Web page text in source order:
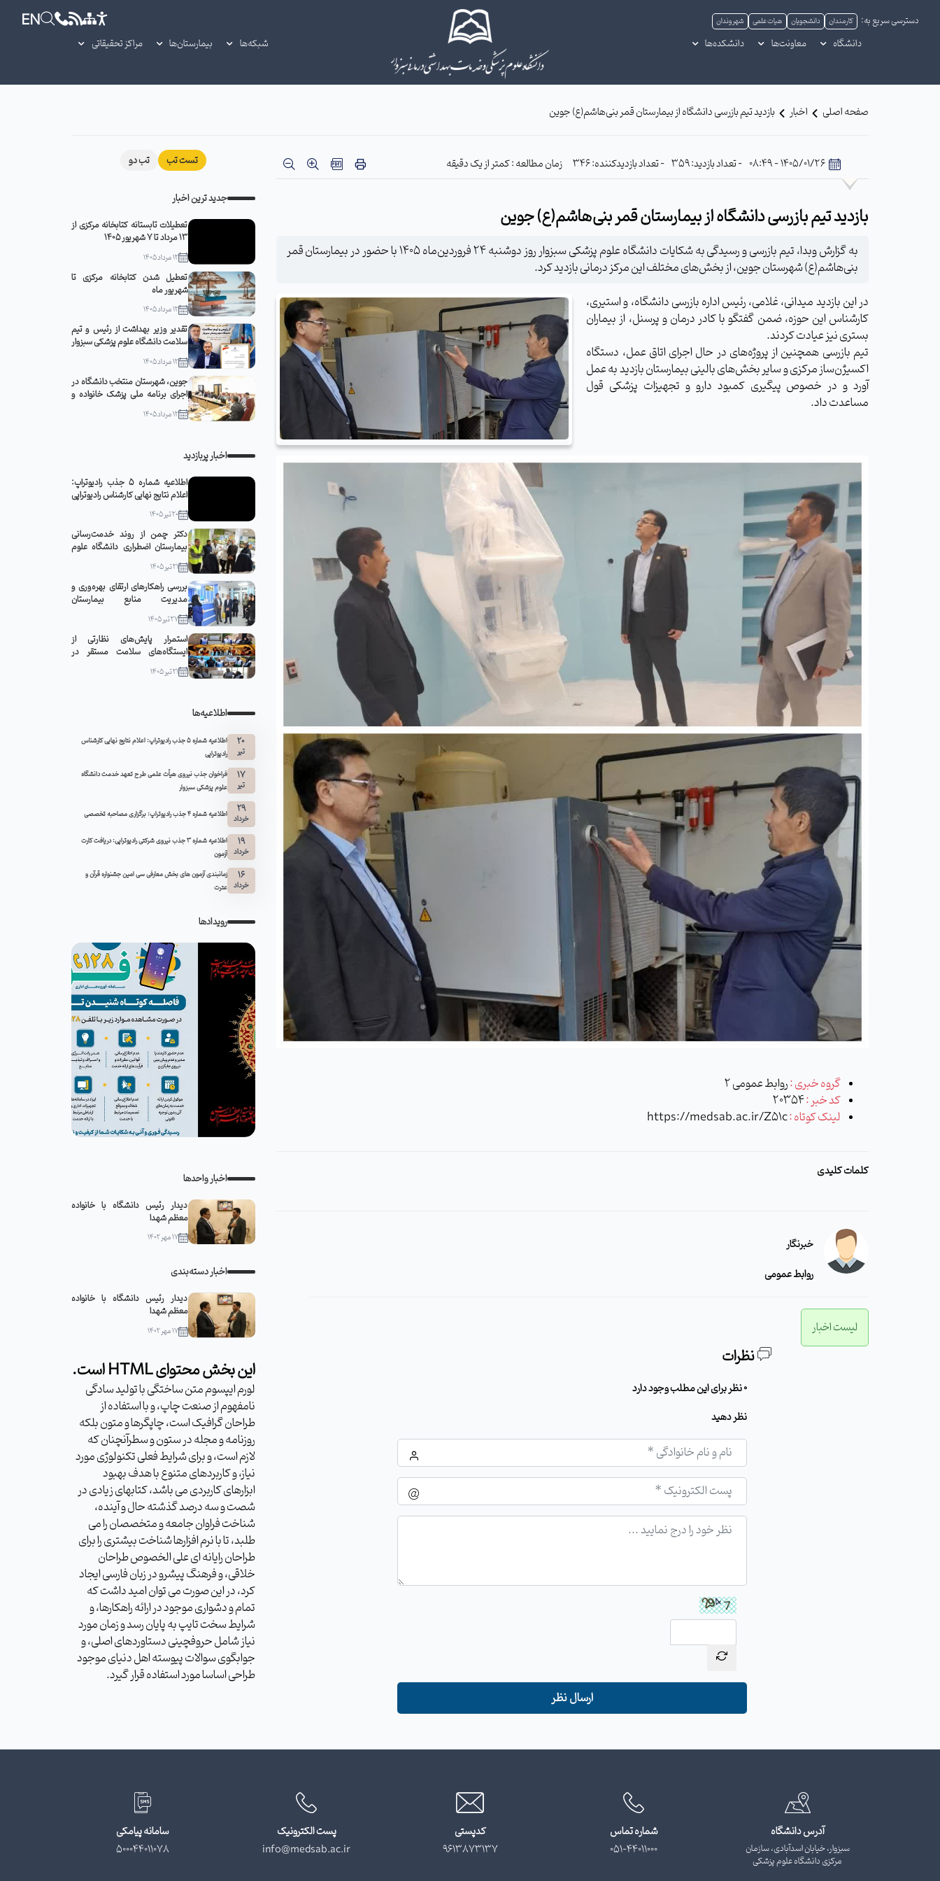
دسترسی سریع به: کارمندان دانشجویان هیات علمی شهروندان EN
دانشگاه معاونت‌ها دانشکده‌ها شبکه‌ها بیمارستان‌ها مراکز تحقیقاتی
صفحه اصلی اخبار بازدید تیم بازرسی دانشگاه از بیمارستان قمر بنی‌هاشم(ع) جوین
1405/01/26 - 08:49 - تعداد بازدید: 359 - تعداد بازدیدکننده: 346 زمان مطالعه : کمتر از یک دقیقه
بازدید تیم بازرسی دانشگاه از بیمارستان قمر بنی‌هاشم(ع) جوین
به گزارش وبدا، تیم بازرسی و رسیدگی به شکایات دانشگاه علوم پزشکی سبزوار روز دوشنبه ۲۴ فروردین‌ماه ۱۴۰۵ با حضور در بیمارستان قمر
بنی‌هاشم(ع) شهرستان جوین، از بخش‌های مختلف این مرکز درمانی بازدید کرد.
در این بازدید میدانی، غلامی، رئیس اداره بازرسی دانشگاه، و استیری،
کارشناس این حوزه، ضمن گفتگو با کادر درمان و پرسنل، از بیماران
بستری نیز عیادت کردند.
تیم بازرسی همچنین از پروژه‌های در حال اجرای اتاق عمل، دستگاه
اکسیژن‌ساز مرکزی و سایر بخش‌های بالینی بیمارستان بازدید به عمل
آورد و در خصوص پیگیری کمبود دارو و تجهیزات پزشکی قول
مساعدت داد.
گروه خبری :روابط عمومی 2
کد خبر :20354
لینک کوتاه :https://medsab.ac.ir/Z51c
کلمات کلیدی
خبرنگار
روابط عمومی
لیست اخبار
نظرات
0 نظر برای این مطلب وجود دارد
نظر دهید
ارسال نظر
تست تب تب دو
جدید ترین اخبار
تعطیلات تابستانه کتابخانه مرکزی از
13 مرداد تا 7 شهریور 1405
12 مرداد 1405
تعطیل شدن کتابخانه مرکزی تا
شهریور ماه
12 مرداد 1405
تقدیر وزیر بهداشت از رئیس و تیم
سلامت دانشگاه علوم پزشکی سبزوار
12 مرداد 1405
جوین، شهرستان منتخب دانشگاه در
اجرای برنامه ملی پزشک خانواده و
نظام ارجاع
12 مرداد 1405
اخبار پربازدید
اطلاعیه شماره 5 جذب رادیوتراپ:
اعلام نتایج نهایی کارشناس رادیوتراپی
20 تیر 1405
دکتر چمن از روند خدمت‌رسانی
بیمارستان اضطراری دانشگاه علوم
پزشکی سبزوار در مشهد مقدس
بازدید کرد
21 تیر 1405
بررسی راهکارهای ارتقای بهره‌وری و
مدیریت منابع بیمارستان
قمربنی‌هاشم(ع) جوین با حضور
رئیس دانشگاه
27 تیر 1405
استمرار پایش‌های نظارتی از
ایستگاه‌های سلامت مستقر در
مواکب سبزوار
21 تیر 1405
اطلاعیه‌ها
20
تیر
اطلاعیه شماره 5 جذب رادیوتراپ: اعلام نتایج نهایی کارشناس
رادیوتراپی
17
تیر
فراخوان جذب نیروی هیأت علمی طرح تعهد خدمت دانشگاه
علوم پزشکی سبزوار
29
خرداد اطلاعیه شماره ۴ جذب رادیوتراپ: برگزاری مصاحبه تخصصی
19
خرداد
اطلاعیه شماره 3 جذب نیروی شرکتی رادیوتراپی: دریافت کارت
آزمون
16
خرداد
زمانبندی آزمون های بخش معارفی سی امین جشنواره قرآن و
عترت
رویدادها
اخبار واحدها
دیدار رئیس دانشگاه با خانواده
معظم شهدا
۱۷ مهر ۱۴۰۲
اخبار دسته‌بندی
دیدار رئیس دانشگاه با خانواده
معظم شهدا
۱۷ مهر ۱۴۰۲
این بخش محتوای HTML است.
لورم ایپسوم متن ساختگی با تولید سادگی
نامفهوم از صنعت چاپ، و با استفاده از
طراحان گرافیک است، چاپگرها و متون بلکه
روزنامه و مجله در ستون و سطرآنچنان که
لازم است، و برای شرایط فعلی تکنولوژی مورد
نیاز، و کاربردهای متنوع با هدف بهبود
ابزارهای کاربردی می باشد، کتابهای زیادی در
شصت و سه درصد گذشته حال و آینده،
شناخت فراوان جامعه و متخصصان را می
طلبد، تا با نرم افزارها شناخت بیشتری را برای
طراحان رایانه ای علی الخصوص طراحان
خلاقی، و فرهنگ پیشرو در زبان فارسی ایجاد
کرد، در این صورت می توان امید داشت که
تمام و دشواری موجود در ارائه راهکارها، و
شرایط سخت تایپ به پایان رسد و زمان مورد
نیاز شامل حروفچینی دستاوردهای اصلی، و
جوابگوی سوالات پیوسته اهل دنیای موجود
طراحی اساسا مورد استفاده قرار گیرد.
آدرس دانشگاه
سبزوار، خیابان اسدآبادی، سازمان
مرکزی دانشگاه علوم پزشکی
شماره تماس
051-44011000
کدپستی
9613873137
پست الکترونیک
info@medsab.ac.ir
سامانه پیامکی
500044011078